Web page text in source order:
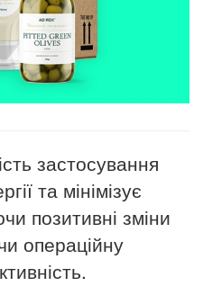
застосування
та мінімізує
позитивні зміни
операційну